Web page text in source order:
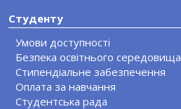
Студенту
Умови доступності
Безпека освітнього середовища
Стипендіальне забезпечення
Оплата за навчання
Студентська рада